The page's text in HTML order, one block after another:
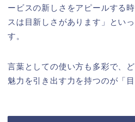
ービスの新しさをアピールする
スは目新しさがあります」とい
す。
言葉としての使い方も多彩で、
魅力を引き出す力を持つのが「